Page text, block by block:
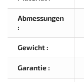
Abmessungen
:
Gewicht :
Garantie :